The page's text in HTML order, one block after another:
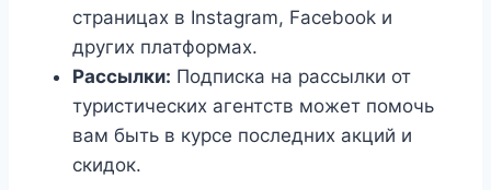
страницах в Instagram, Facebook и
других платформах.
Рассылки: Подписка на рассылки от
туристических агентств может помочь
вам быть в курсе последних акций и
скидок.